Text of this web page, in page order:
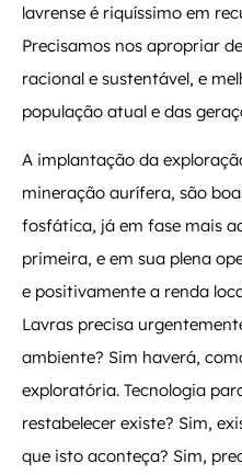
lavrense é riquíssimo em
Precisamos nos apropriar
racional e sustentável, e
população atual e das
A implantação da
mineração aurífera, são
fosfática, já em fase mais
primeira, e em sua plena
e positivamente a renda
Lavras precisa
ambiente? Sim haverá,
exploratória. Tecnologia
restabelecer existe? Sim,
que isto aconteça? Sim,